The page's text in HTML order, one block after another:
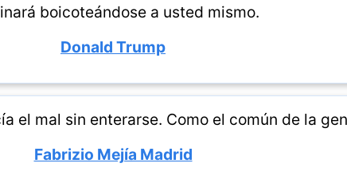
boicoteándose a usted mismo.
Donald Trump
el mal sin enterarse. Como el común de la
Fabrizio Mejía Madrid